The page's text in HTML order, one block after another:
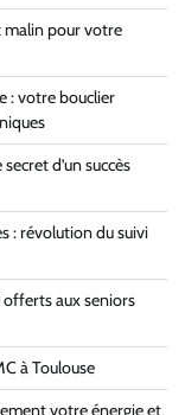
malin pour votre
: votre bouclier
d’un succès
: révolution du suivi
offerts aux seniors
à Toulouse
votre énergie et